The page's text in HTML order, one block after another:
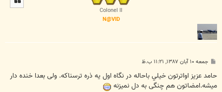
Colonel II
N@VID
پ
ت
جمعه ۱۰ آبان ۱۳۸۷, ۱۱:۲۱ ب.ظ
حامد عزيز اواترتون خيلي باحاله در نگاه اول یه ذره ترسناکه. ولی بعدا خنده دار
میشه.امضاتون هم چنگی به دل نمیزنه